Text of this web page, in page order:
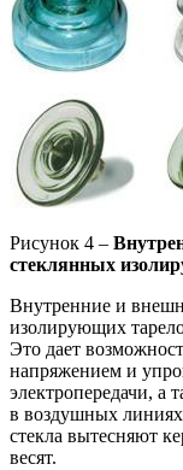
Рисунок 4 –
стеклянных
Внутренние и
изолирующих
Это дает
напряжением и
электропередачи, а
в воздушных линиях
стекла вытесняют
весят.